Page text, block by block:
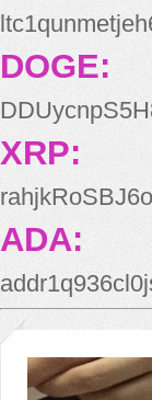
DOGE:
XRP:
ADA: